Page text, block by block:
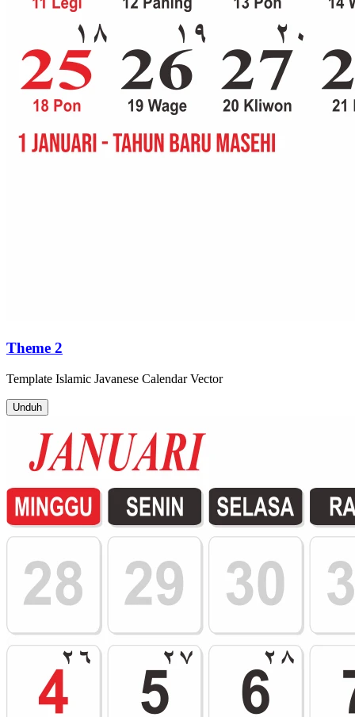
Theme 2
Template Islamic Javanese CalendarVector
Unduh